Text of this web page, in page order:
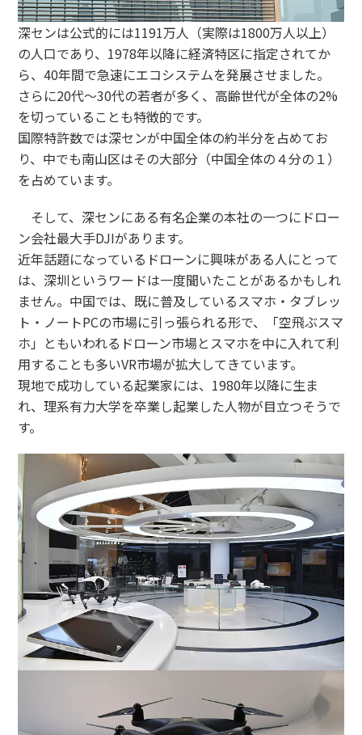
深センは公式的には1191万人（実際は1800万人以上）
の人口であり、1978年以降に経済特区に指定されてか
ら、40年間で急速にエコシステムを発展させました。
さらに20代～30代の若者が多く、高齢世代が全体の2%
を切っていることも特徴的です。
国際特許数では深センが中国全体の約半分を占めてお
り、中でも南山区はその大部分（中国全体の４分の１）
を占めています。
そして、深センにある有名企業の本社の一つにドロー
ン会社最大手DJIがあります。
近年話題になっているドローンに興味がある人にとって
は、深圳というワードは一度聞いたことがあるかもしれ
ません。中国では、既に普及しているスマホ・タブレッ
ト・ノートPCの市場に引っ張られる形で、「空飛ぶスマ
ホ」ともいわれるドローン市場とスマホを中に入れて利
用することも多いVR市場が拡大してきています。
現地で成功している起業家には、1980年以降に生ま
れ、理系有力大学を卒業し起業した人物が目立つそうで
す。